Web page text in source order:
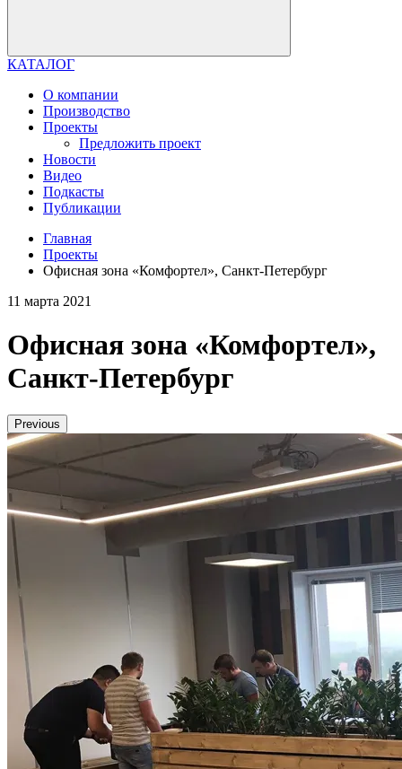
КАТАЛОГ
О компании
Производство
Проекты
Предложить проект
Новости
Видео
Подкасты
Публикации
Главная
Проекты
Офисная зона «Комфортел», Санкт-Петербург
11 марта 2021
Офисная зона «Комфортел»,
Санкт-Петербург
Previous